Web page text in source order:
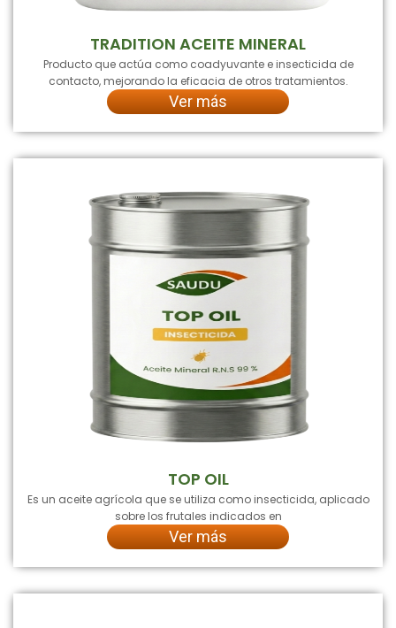
TRADITION ACEITE MINERAL
Producto que actúa como coadyuvante e insecticida de
contacto, mejorando la eficacia de otros tratamientos.
Ver más
TOP OIL
Es un aceite agrícola que se utiliza como insecticida, aplicado
sobre los frutales indicados en
Ver más